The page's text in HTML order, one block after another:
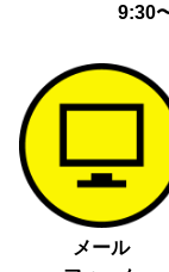
9:30
メール